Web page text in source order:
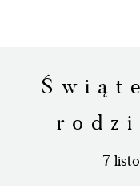
7